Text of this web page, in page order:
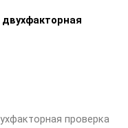
проверка